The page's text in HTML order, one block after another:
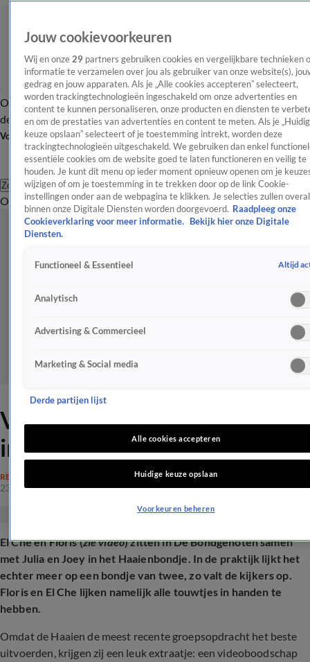
OverzichtAfleveringen Entertainment TV Algemeen
Tip
de redactieNieuwsbrief
Volg Shownieuws
Zoeken
OverzichtEntertainmentSpraakmakendRealityCrimeVideo's
Verbazing bij kijkers om duo
in De Bondgenoten
REALITY
23 apr 2025, 20:39
El Che en Floris (zie video) zitten in De Bondgenoten samen
met Julia en Joey in het Haaienbondje. In de praktijk lijkt het
echter meer op een bondje van twee, zo valt de kijkers op.
Floris en El Che lijken namelijk alle touwtjes in handen te
hebben.
Omdat de Haaien de meest recente groepsopdracht het beste
uitvoerden, krijgen zij een leuk extraatje: een videoboodschap
Jouw cookievoorkeuren
Wij en onze 29 partners gebruiken cookies en vergelijkbare technieken
informatie te verzamelen over jou als gebruiker van onze website(s),
gedrag en jouw apparaten. Als je „Alle cookies accepteren” selecteert,
worden trackingtechnologieën ingeschakeld om onze advertenties en
content te kunnen personaliseren, onze producten en diensten te
en om de prestaties van advertenties en content te meten. Als je
keuze opslaan” selecteert of je toestemming intrekt, worden deze
trackingtechnologieën uitgeschakeld. We gebruiken dan enkel
essentiële cookies om de website goed te laten functioneren en veilig te
houden. Je kunt dit menu op ieder moment opnieuw openen om je
wijzigen of om je toestemming in te trekken door op de link Cookie-
instellingen onder aan de webpagina te klikken. Je selecties zullen overal
binnen onze Digitale Diensten worden doorgevoerd. Raadpleeg onze
Cookieverklaring voor meer informatie.
Bekijk hier onze Digitale
Diensten.
Functioneel & Essentieel Altijd
Analytisch
Advertising & Commercieel
Marketing & Social media
Derde partijen lijst
Alle cookies accepteren
Huidige keuze opslaan
Voorkeuren beheren